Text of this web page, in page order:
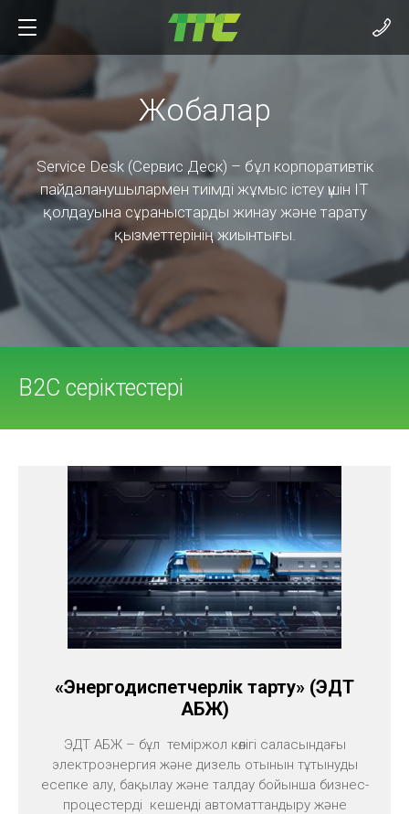
Жобалар
Service Desk (Сервис Деск) – бұл корпоративтік
пайдаланушылармен тиімді жұмыс істеу үшін ІТ
қолдауына сұраныстарды жинау және тарату
қызметтерінің жиынтығы.
B2C серіктестері
«Энергодиспетчерлік тарту» (ЭДТ
АБЖ)
ЭДТ АБЖ – бұл теміржол көлігі саласындағы
электроэнергия және дизель отынын тұтынуды
есепке алу, бақылау және талдау бойынша бизнес-
процестерді кешенді автоматтандыру және